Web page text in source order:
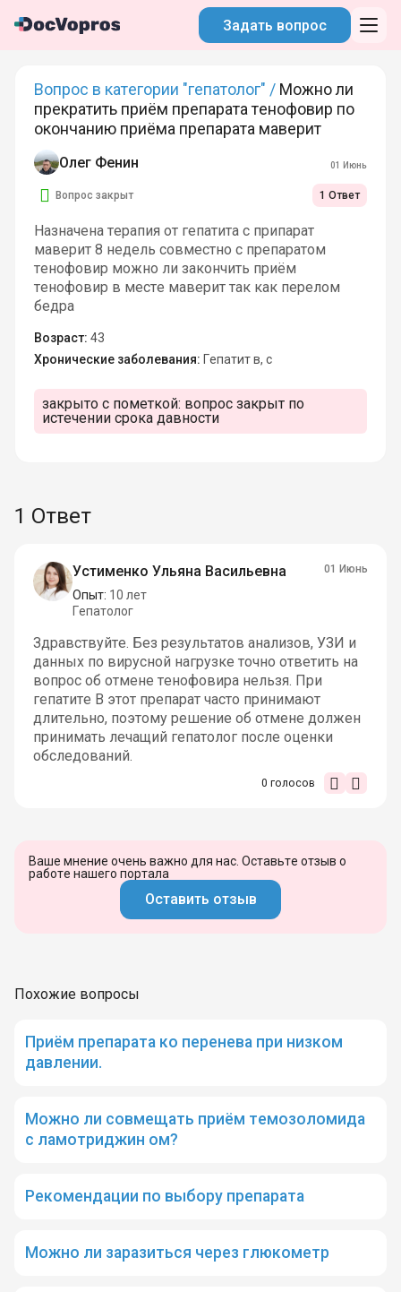
Задать вопрос
Вопрос в категории "гепатолог" / Можно ли
прекратить приём препарата тенофовир по
окончанию приёма препарата маверит
Олег Фенин 01 Июнь
Вопрос закрыт 1 Ответ
Назначена терапия от гепатита с припарат
маверит 8 недель совместно с препаратом
тенофовир можно ли закончить приём
тенофовир в месте маверит так как перелом
бедра
Возраст: 43
Хронические заболевания: Гепатит в, с
закрыто с пометкой: вопрос закрыт по
истечении срока давности
1 Ответ
Устименко Ульяна Васильевна
Опыт: 10 лет
Гепатолог
01 Июнь
Здравствуйте. Без результатов анализов, УЗИ и
данных по вирусной нагрузке точно ответить на
вопрос об отмене тенофовира нельзя. При
гепатите B этот препарат часто принимают
длительно, поэтому решение об отмене должен
принимать лечащий гепатолог после оценки
обследований.
0 голосов
Ваше мнение очень важно для нас. Оставьте отзыв о
работе нашего портала
Оставить отзыв
Похожие вопросы
Приём препарата ко перенева при низком
давлении.
Можно ли совмещать приём темозоломида
с ламотриджин ом?
Рекомендации по выбору препарата
Можно ли заразиться через глюкометр